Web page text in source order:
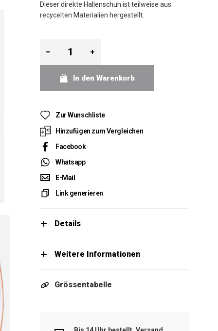
Dieser direkte Hallenschuh ist teilweise aus
recycelten Materialien hergestellt.
In den Warenkorb
Zur Wunschliste
Hinzufügen zum Vergleichen
Facebook
Whatsapp
E-Mail
Link generieren
Details
Weitere Informationen
Grössentabelle